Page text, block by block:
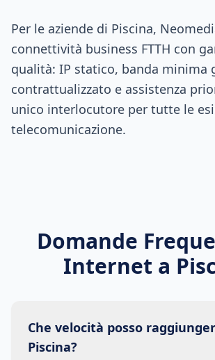
Per le aziende di Piscina,
connettività business FTTH con
qualità: IP statico, banda minima
contrattualizzato e assistenza
unico interlocutore per tutte le
telecomunicazione.
Domande
Internet a
Che velocità posso
Piscina?